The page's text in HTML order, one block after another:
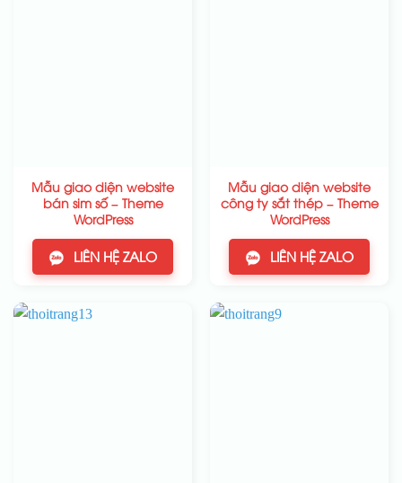
Mẫu giao diện website
bán sim số – Theme
WordPress
LIÊN HỆ ZALO
Mẫu giao diện website
công ty sắt thép – Theme
WordPress
LIÊN HỆ ZALO